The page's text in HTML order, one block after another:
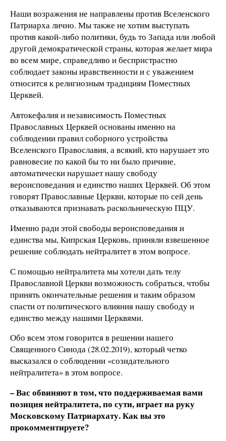
Наши возражения не направлены против Вселенского
Патриарха лично. Мы также не хотим выступать
против какой-либо политики, будь то Запада или любой
другой демократической страны, которая желает мира
во всем мире, справедливо и беспристрастно
соблюдает законы нравственности и с уважением
относится к религиозным традициям Поместных
Церквей.
Автокефалия и независимость Поместных
Православных Церквей основаны именно на
соблюдении правил соборного устройства
Вселенского Православия, а всякий, кто нарушает это
равновесие по какой бы то ни было причине,
автоматически нарушает нашу свободу
вероисповедания и единство наших Церквей. Об этом
говорят Православные Церкви, которые по сей день
отказываются признавать раскольническую ПЦУ.
Именно ради этой свободы вероисповедания и
единства мы, Кипрская Церковь, приняли взвешенное
решение соблюдать нейтралитет в этом вопросе.
С помощью нейтралитета мы хотели дать телу
Православной Церкви возможность собраться, чтобы
принять окончательные решения и таким образом
спасти от политического влияния нашу свободу и
единство между нашими Церквями.
Обо всем этом говорится в решении нашего
Священного Синода (28.02.2019), который четко
высказался о соблюдении «созидательного
нейтралитета» в этом вопросе.
– Вас обвиняют в том, что поддерживаемая вами
позиция нейтралитета, по сути, играет на руку
Московскому Патриархату. Как вы это
прокомментируете?